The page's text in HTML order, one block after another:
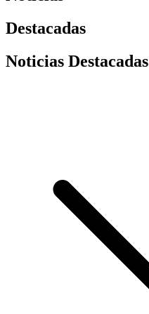
Destacadas
Noticias Destacadas